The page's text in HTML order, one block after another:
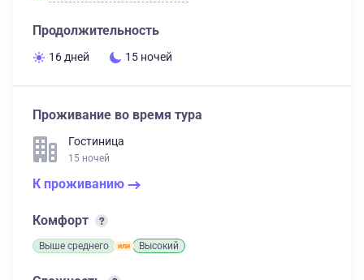
Продолжительность
16 дней 15 ночей
Проживание во время тура
Гостиница
15 ночей
К проживанию
Комфорт
Выше среднего Высокий